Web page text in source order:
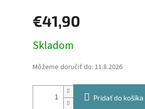
€41,90
cena:
Skladom
Môžeme doručiť do: 11.8.2026
Pridať do košíka